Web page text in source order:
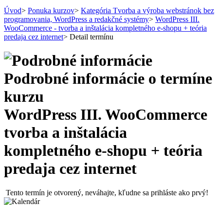
Úvod> Ponuka kurzov> Kategória Tvorba a výroba webstránok bez
programovania, WordPress a redakčné systémy> WordPress III.
WooCommerce - tvorba a inštalácia kompletného e-shopu + teória
predaja cez internet> Detail termínu
Podrobné informácie o termíne
kurzu
WordPress III. WooCommerce
tvorba a inštalácia
kompletného e-shopu + teória
predaja cez internet
Tento termín je otvorený, neváhajte, kľudne sa prihláste ako prvý!